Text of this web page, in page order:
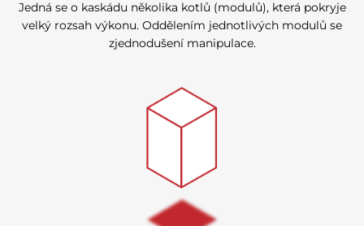
Jedná se o kaskádu několika kotlů (modulů), která pokryje
velký rozsah výkonu. Oddělením jednotlivých modulů se
zjednodušení manipulace.